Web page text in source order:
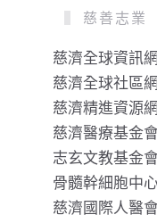
慈善志業
慈濟全球資訊網
慈濟全球社區網
慈濟精進資源網
慈濟醫療基金
志玄文教基金
骨髓幹細胞中
慈濟國際人醫